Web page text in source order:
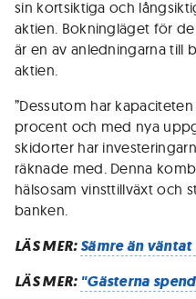
sin kortsiktiga och
aktien. Bokningläget för
är en av anledningarna till
aktien.
”Dessutom har
procent och med nya
skidorter har
räknade med. Denna
hälsosam vinsttillväxt och
banken.
LÄS MER:Sämre än
LÄS MER: "Gästerna